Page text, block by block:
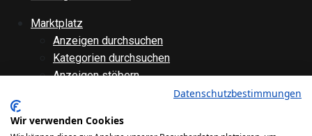
Marktplatz
Anzeigen durchsuchen
Kategorien durchsuchen
Anzeigen stöbern
Forenübersicht
Datenschutzbestimmungen
Wir verwenden Cookies